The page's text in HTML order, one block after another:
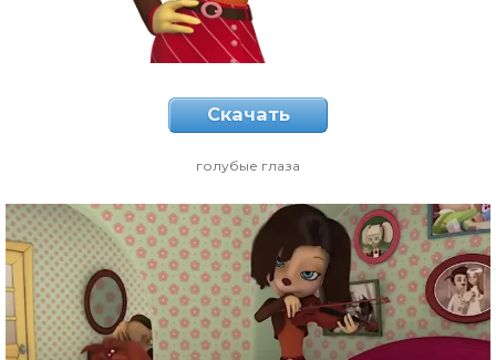
Скачать
голубые глаза